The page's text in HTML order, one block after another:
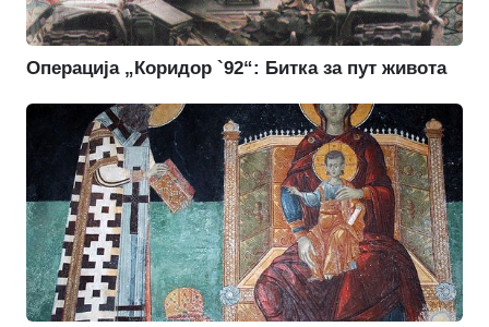
Операција „Коридор `92“: Битка за пут живота